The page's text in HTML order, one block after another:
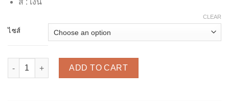
สี : เงิน
ไซส์
CLEAR
รองเท้าส้นแม็กซี่ รัดส้น รุ่น KL1260 - Silver quantity
ADD TO CART